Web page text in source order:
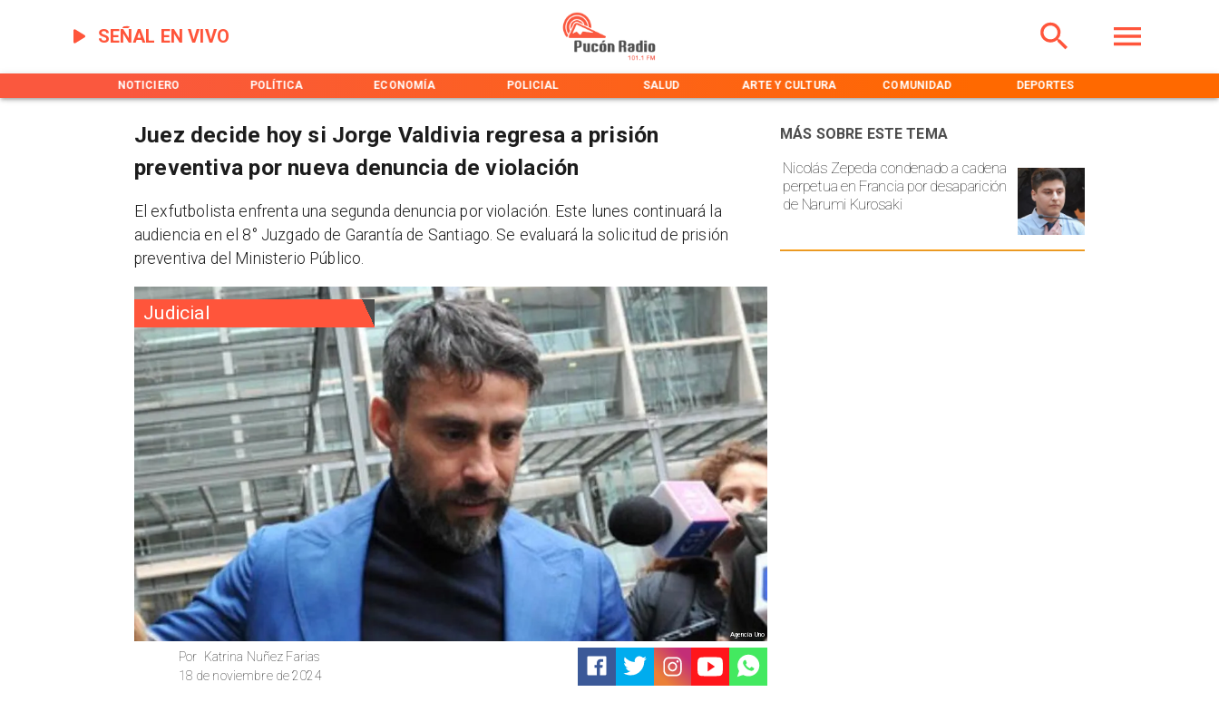
SEÑAL EN VIVO
NOTICIERO POLÍTICA ECONOMÍA POLICIAL SALUD ARTE Y CULTURA COMUNIDAD DEPORTES
Judicial
Katrina Nuñez Farias
Por
18 de noviembre de 2024
Agencia Uno
Nicolás Zepeda condenado a cadena
perpetua en Francia por desaparición
de Narumi Kurosaki
MÁS SOBRE ESTE TEMA
Juez decide hoy si Jorge Valdivia regresa a prisión
preventiva por nueva denuncia de violación
​El exfutbolista enfrenta una segunda denuncia por violación. Este lunes continuará la
audiencia en el 8° Juzgado de Garantía de Santiago. Se evaluará la solicitud de prisión
preventiva del Ministerio Público.